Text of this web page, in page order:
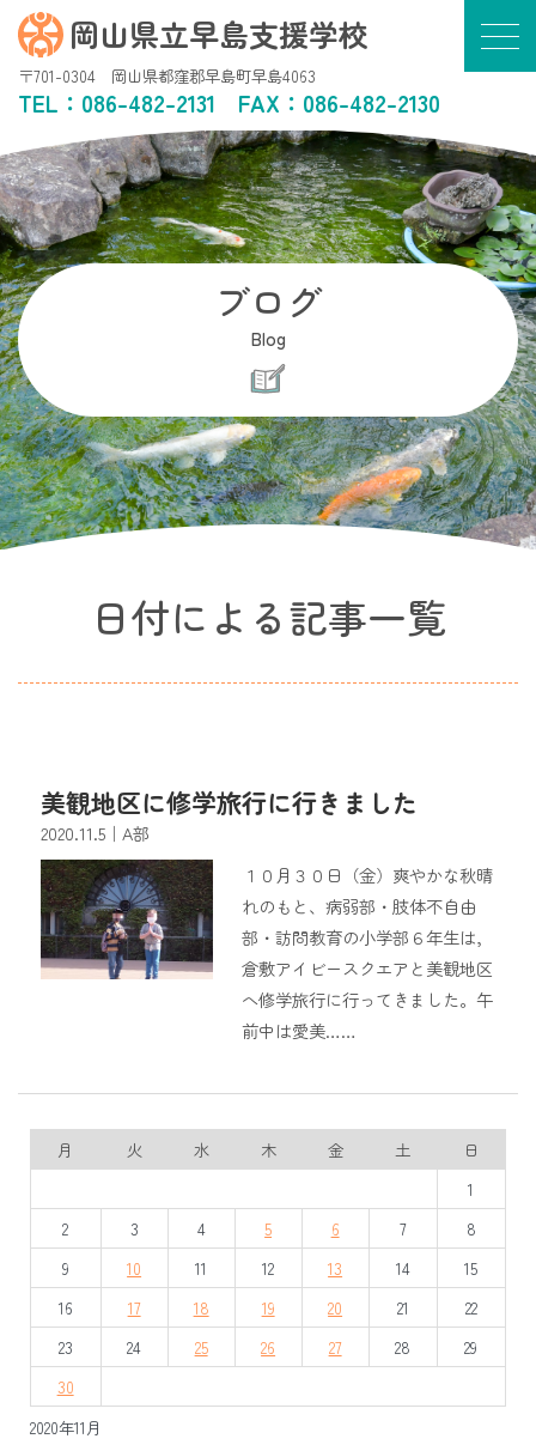
岡山県立早島支援学校
〒701-0304 岡山県都窪郡早島町早島4063
TEL： 086-482-2131 FAX：086-482-2130
ブログ
Blog
日付による記事一覧
美観地区に修学旅行に行きました
2020.11.5 ｜A部
１０月３０日（金）爽やかな秋晴
れのもと、病弱部・肢体不自由
部・訪問教育の小学部６年生は，
倉敷アイビースクエアと美観地区
へ修学旅行に行ってきました。午
前中は愛美……
2020年11月
月 火 水 木 金 土
日
1
2
3 4 5 6 7
8
9
10 11 12 13 14
15
16
17 18 19 20 21
22
23
24 25 26 27 28
29
30